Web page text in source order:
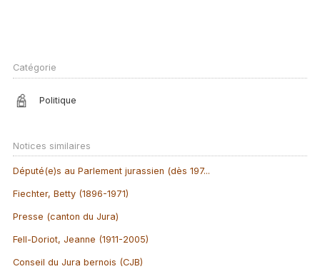
Catégorie
Politique
Notices similaires
Député(e)s au Parlement jurassien (dès 197...
Fiechter, Betty (1896-1971)
Presse (canton du Jura)
Fell-Doriot, Jeanne (1911-2005)
Conseil du Jura bernois (CJB)